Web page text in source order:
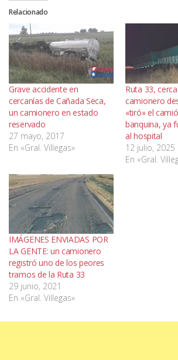
Relacionado
Grave accidente en
cercanías de Cañada Seca,
un camionero en estado
reservado
27 mayo, 2017
En «Gral. Villegas»
Ruta 33,
camionero
«tiró» el
banquina, ya
al hospital
12 julio, 2025
En «Gral.
IMÁGENES ENVIADAS POR
LA GENTE: un camionero
registró uno de los peores
tramos de la Ruta 33
29 junio, 2021
En «Gral. Villegas»